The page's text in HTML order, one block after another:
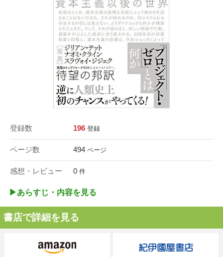
登録数 196 登録
ページ数 494 ページ
感想・レビュー 0 件
▶︎あらすじ・内容を見る
書店で詳細を見る